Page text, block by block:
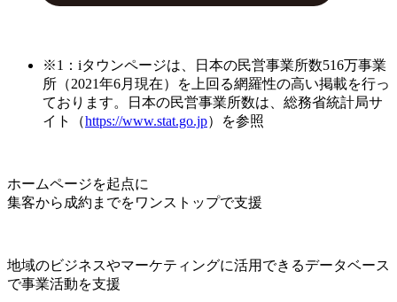
※1：iタウンページは、日本の民営事業所数516万事業
所（2021年6月現在）を上回る網羅性の高い掲載を行っ
ております。日本の民営事業所数は、総務省統計局サ
イト（https://www.stat.go.jp）を参照
ホームページを起点に
集客から成約までをワンストップで支援
地域のビジネスやマーケティングに活用できるデータベース
で事業活動を支援